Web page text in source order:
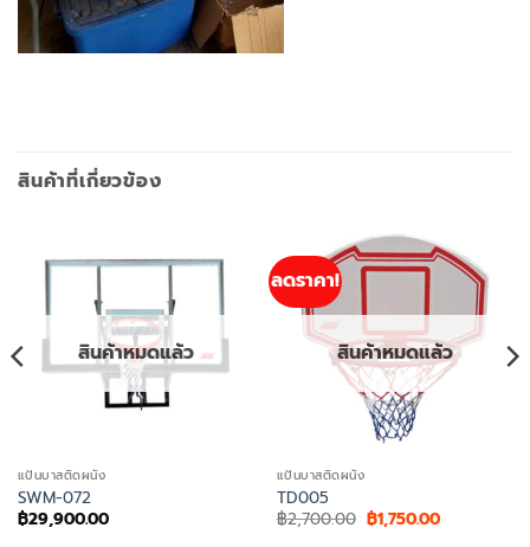
สินค้าที่เกี่ยวข้อง
สินค้าหมดแล้ว
แป้นบาสติดผนัง
SWM-072
฿29,900.00
ลดราคา!
สินค้าหมดแล้ว
แป้นบาสติดผนัง
TD005
฿2,700.00 Original
price
฿1,750.00Current